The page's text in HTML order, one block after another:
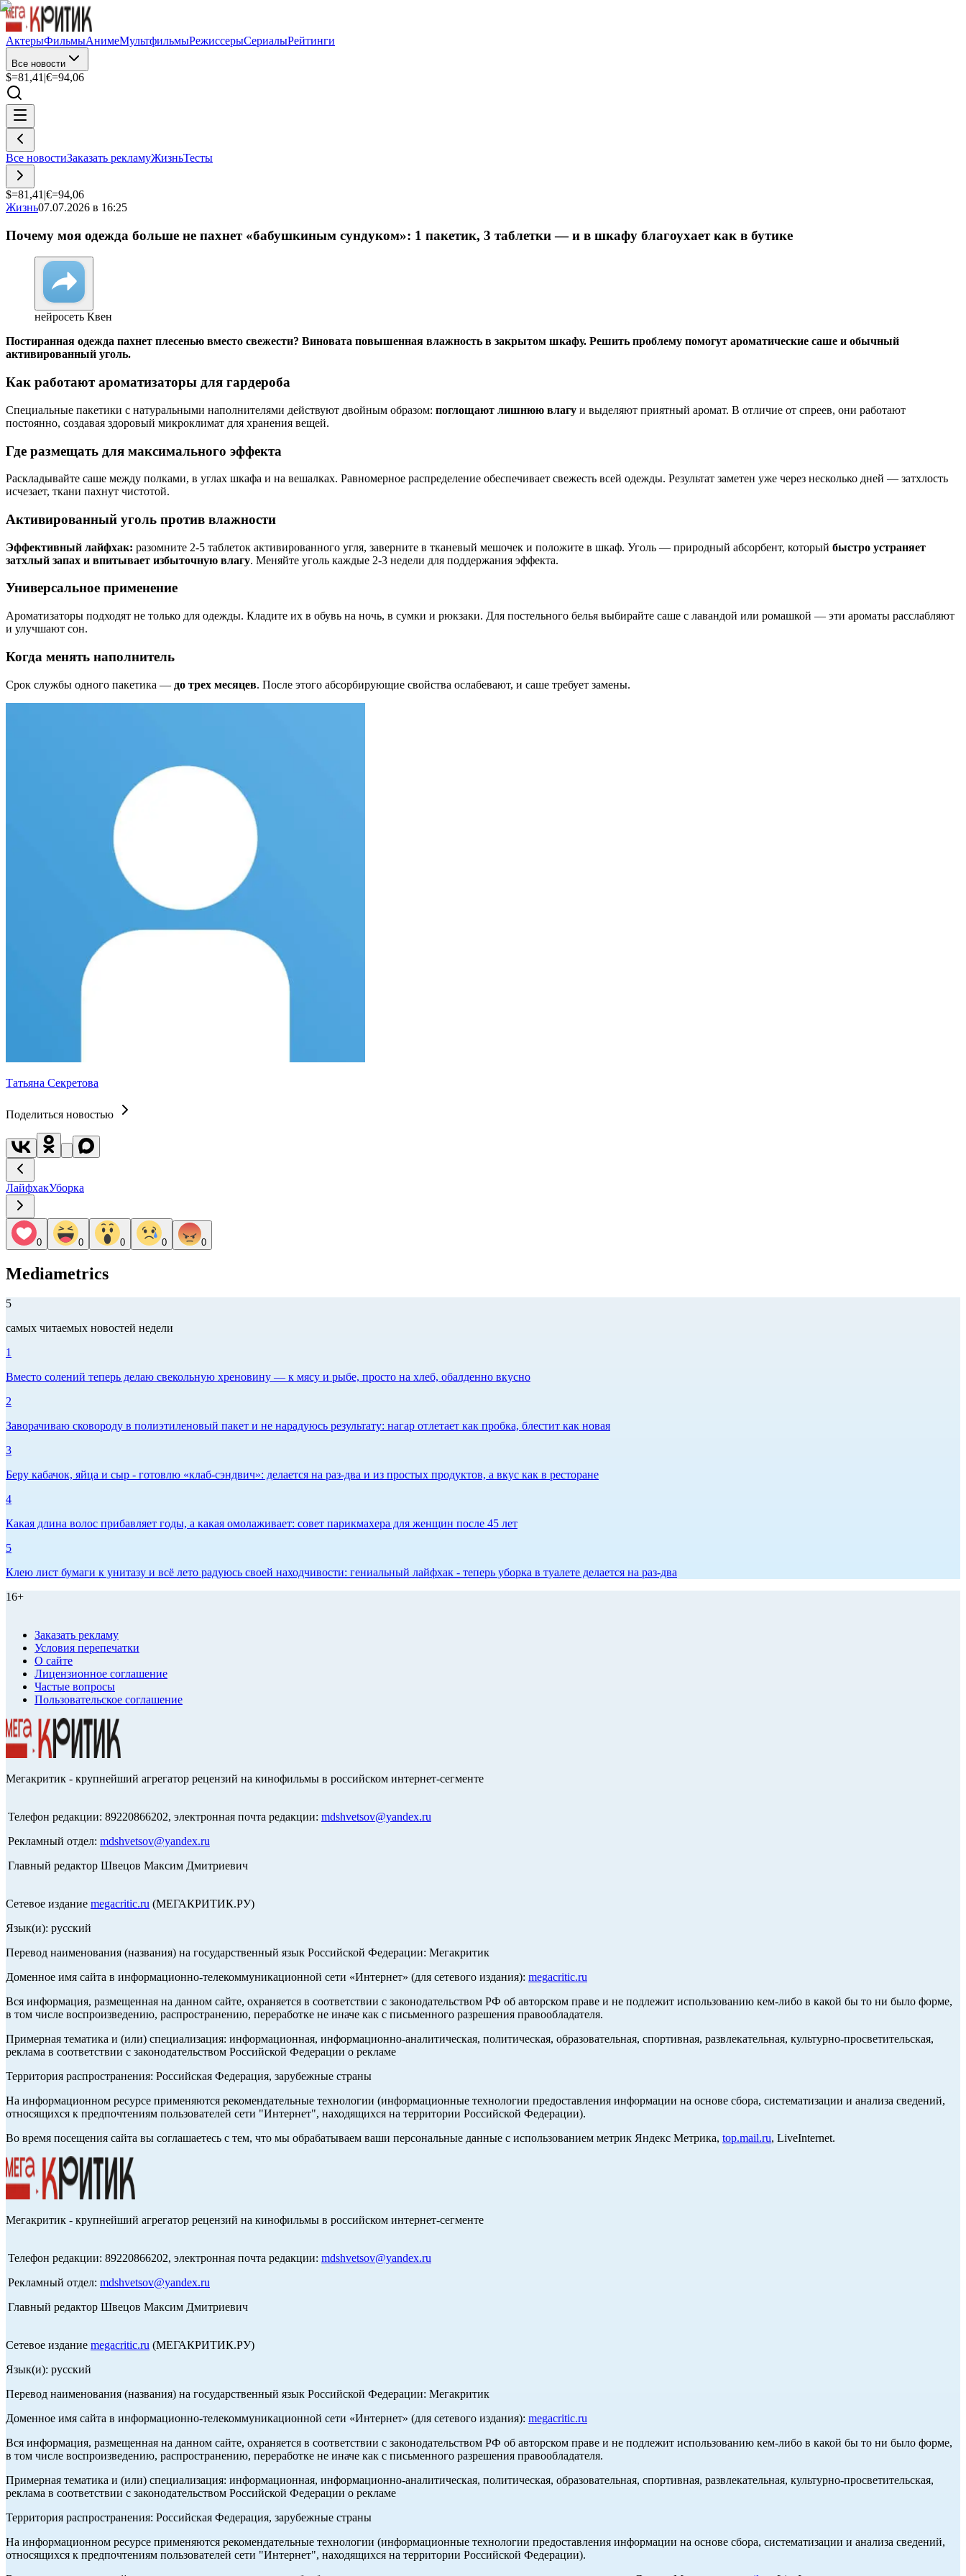
АктерыФильмыАнимеМультфильмыРежиссерыСериалыРейтинги
Все новости
$=81,41 |€=94,06
Все новостиЗаказать рекламуЖизньТесты
$=81,41 |€=94,06
Жизнь07.07.2026 в 16:25
Почему моя одежда больше не пахнет «бабушкиным сундуком»: 1 пакетик, 3 таблетки — и в шкафу благоухает как в бутике
нейросеть Квен
Постиранная одежда пахнет плесенью вместо свежести? Виновата повышенная влажность в закрытом шкафу. Решить проблему помогут ароматические саше и обычный
активированный уголь.
Как работают ароматизаторы для гардероба
Специальные пакетики с натуральными наполнителями действуют двойным образом: поглощают лишнюю влагу и выделяют приятный аромат. В отличие от спреев, они работают
постоянно, создавая здоровый микроклимат для хранения вещей.
Где размещать для максимального эффекта
Раскладывайте саше между полками, в углах шкафа и на вешалках. Равномерное распределение обеспечивает свежесть всей одежды. Результат заметен уже через несколько дней — затхлость
исчезает, ткани пахнут чистотой.
Активированный уголь против влажности
Эффективный лайфхак: разомните 2-5 таблеток активированного угля, заверните в тканевый мешочек и положите в шкаф. Уголь — природный абсорбент, который быстро устраняет
затхлый запах и впитывает избыточную влагу. Меняйте уголь каждые 2-3 недели для поддержания эффекта.
Универсальное применение
Ароматизаторы подходят не только для одежды. Кладите их в обувь на ночь, в сумки и рюкзаки. Для постельного белья выбирайте саше с лавандой или ромашкой — эти ароматы расслабляют
и улучшают сон.
Когда менять наполнитель
Срок службы одного пакетика — до трех месяцев. После этого абсорбирующие свойства ослабевают, и саше требует замены.
Татьяна Секретова
Поделиться новостью
ЛайфхакУборка
0 0 0 0 0
Mediametrics
5
самых читаемых новостей недели
1
Вместо солений теперь делаю свекольную хреновину — к мясу и рыбе, просто на хлеб, обалденно вкусно
2
Заворачиваю сковороду в полиэтиленовый пакет и не нарадуюсь результату: нагар отлетает как пробка, блестит как новая
3
Беру кабачок, яйца и сыр - готовлю «клаб-сэндвич»: делается на раз-два и из простых продуктов, а вкус как в ресторане
4
Какая длина волос прибавляет годы, а какая омолаживает: совет парикмахера для женщин после 45 лет
5
Клею лист бумаги к унитазу и всё лето радуюсь своей находчивости: гениальный лайфхак - теперь уборка в туалете делается на раз-два
16+
Заказать рекламу
Условия перепечатки
О сайте
Лицензионное соглашение
Частые вопросы
Пользовательское соглашение
Мегакритик - крупнейший агрегатор рецензий на кинофильмы в российском интернет-сегменте
Телефон редакции: 89220866202, электронная почта редакции: mdshvetsov@yandex.ru
Рекламный отдел: mdshvetsov@yandex.ru
Главный редактор Швецов Максим Дмитриевич
Сетевое издание megacritic.ru (МЕГАКРИТИК.РУ)
Язык(и): русский
Перевод наименования (названия) на государственный язык Российской Федерации: Мегакритик
Доменное имя сайта в информационно-телекоммуникационной сети «Интернет» (для сетевого издания): megacritic.ru
Вся информация, размещенная на данном сайте, охраняется в соответствии с законодательством РФ об авторском праве и не подлежит использованию кем-либо в какой бы то ни было форме,
в том числе воспроизведению, распространению, переработке не иначе как с письменного разрешения правообладателя.
Примерная тематика и (или) специализация: информационная, информационно-аналитическая, политическая, образовательная, спортивная, развлекательная, культурно-просветительская,
реклама в соответствии с законодательством Российской Федерации о рекламе
Территория распространения: Российская Федерация, зарубежные страны
На информационном ресурсе применяются рекомендательные технологии (информационные технологии предоставления информации на основе сбора, систематизации и анализа сведений,
относящихся к предпочтениям пользователей сети "Интернет", находящихся на территории Российской Федерации).
Во время посещения сайта вы соглашаетесь с тем, что мы обрабатываем ваши персональные данные с использованием метрик Яндекс Метрика, top.mail.ru, LiveInternet.
Мегакритик - крупнейший агрегатор рецензий на кинофильмы в российском интернет-сегменте
Телефон редакции: 89220866202, электронная почта редакции: mdshvetsov@yandex.ru
Рекламный отдел: mdshvetsov@yandex.ru
Главный редактор Швецов Максим Дмитриевич
Сетевое издание megacritic.ru (МЕГАКРИТИК.РУ)
Язык(и): русский
Перевод наименования (названия) на государственный язык Российской Федерации: Мегакритик
Доменное имя сайта в информационно-телекоммуникационной сети «Интернет» (для сетевого издания): megacritic.ru
Вся информация, размещенная на данном сайте, охраняется в соответствии с законодательством РФ об авторском праве и не подлежит использованию кем-либо в какой бы то ни было форме,
в том числе воспроизведению, распространению, переработке не иначе как с письменного разрешения правообладателя.
Примерная тематика и (или) специализация: информационная, информационно-аналитическая, политическая, образовательная, спортивная, развлекательная, культурно-просветительская,
реклама в соответствии с законодательством Российской Федерации о рекламе
Территория распространения: Российская Федерация, зарубежные страны
На информационном ресурсе применяются рекомендательные технологии (информационные технологии предоставления информации на основе сбора, систематизации и анализа сведений,
относящихся к предпочтениям пользователей сети "Интернет", находящихся на территории Российской Федерации).